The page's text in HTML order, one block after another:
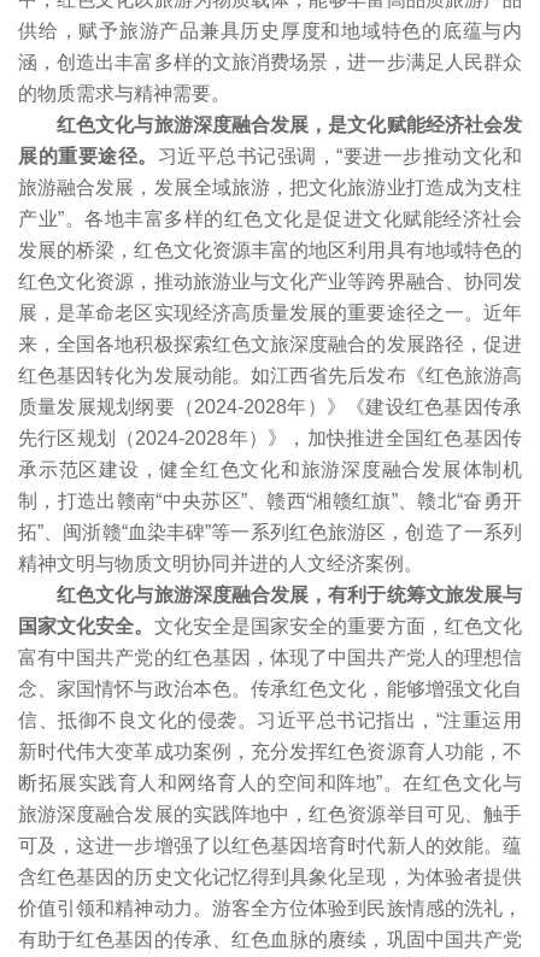
供给，赋予旅游产品兼具历史厚度和地域特色的底蕴与内
涵，创造出丰富多样的文旅消费场景，进一步满足人民群众
的物质需求与精神需要。
红色文化与旅游深度融合发展，是文化赋能经济社会发
展的重要途径。 习近平总书记强调，“要进一步推动文化和
旅游融合发展，发展全域旅游，把文化旅游业打造成为支柱
产业”。各地丰富多样的红色文化是促进文化赋能经济社会
发展的桥梁，红色文化资源丰富的地区利用具有地域特色的
红色文化资源，推动旅游业与文化产业等跨界融合、协同发
展，是革命老区实现经济高质量发展的重要途径之一。近年
来，全国各地积极探索红色文旅深度融合的发展路径，促进
红色基因转化为发展动能。如江西省先后发布《红色旅游高
质量发展规划纲要（2024-2028年）》《建设红色基因传承
先行区规划（2024-2028年）》，加快推进全国红色基因传
承示范区建设，健全红色文化和旅游深度融合发展体制机
制，打造出赣南“中央苏区”、赣西“湘赣红旗”、赣北“奋勇开
拓”、闽浙赣“血染丰碑”等一系列红色旅游区，创造了一系列
精神文明与物质文明协同并进的人文经济案例。
红色文化与旅游深度融合发展，有利于统筹文旅发展与
国家文化安全。 文化安全是国家安全的重要方面，红色文化
富有中国共产党的红色基因，体现了中国共产党人的理想信
念、家国情怀与政治本色。传承红色文化，能够增强文化自
信、抵御不良文化的侵袭。习近平总书记指出，“注重运用
新时代伟大变革成功案例，充分发挥红色资源育人功能，不
断拓展实践育人和网络育人的空间和阵地”。在红色文化与
旅游深度融合发展的实践阵地中，红色资源举目可见、触手
可及，这进一步增强了以红色基因培育时代新人的效能。蕴
含红色基因的历史文化记忆得到具象化呈现，为体验者提供
价值引领和精神动力。游客全方位体验到民族情感的洗礼，
有助于红色基因的传承、红色血脉的赓续，巩固中国共产党